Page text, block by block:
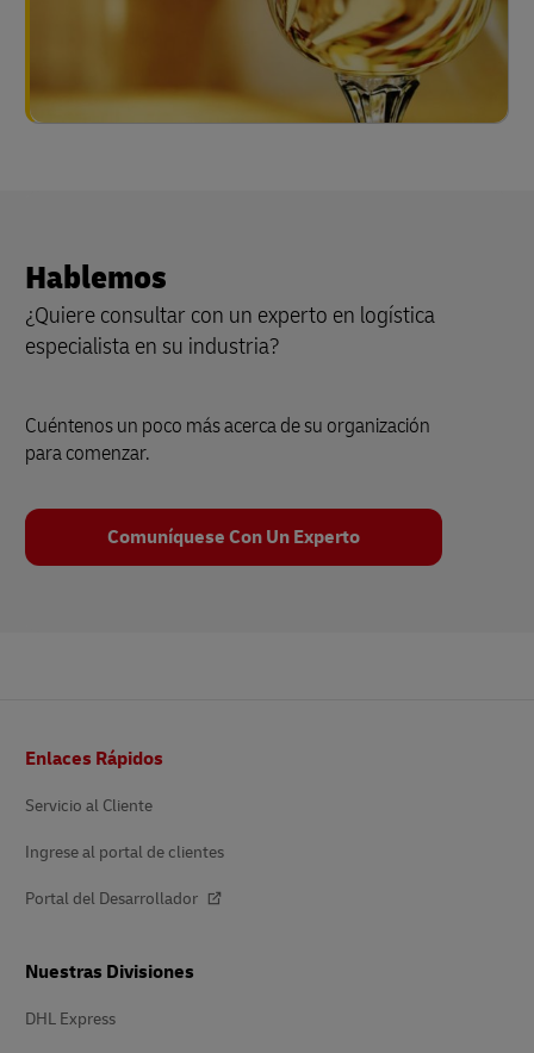
Hablemos
¿Quiere consultar con un experto en logística
especialista en su industria?
Cuéntenos un poco más acerca de su organización
para comenzar.
Comuníquese Con Un Experto
de
Enlaces Rápidos
Servicio al Cliente
Ingrese al portal de clientes
Portal del Desarrollador
Nuestras Divisiones
DHL Express